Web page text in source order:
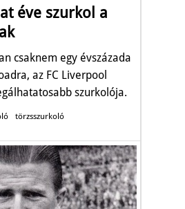
éve szurkol a
csaknem egy évszázada
az FC Liverpool
szurkolója.
törzsszurkoló